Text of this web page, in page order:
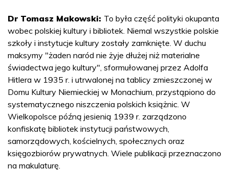
Dr Tomasz Makowski: To była część polityki okupanta
wobec polskiej kultury i bibliotek. Niemal wszystkie polskie
szkoły i instytucje kultury zostały zamknięte. W duchu
maksymy "żaden naród nie żyje dłużej niż materialne
świadectwa jego kultury", sformułowanej przez Adolfa
Hitlera w 1935 r. i utrwalonej na tablicy zmieszczonej w
Domu Kultury Niemieckiej w Monachium, przystąpiono do
systematycznego niszczenia polskich książnic. W
Wielkopolsce późną jesienią 1939 r. zarządzono
konfiskatę bibliotek instytucji państwowych,
samorządowych, kościelnych, społecznych oraz
księgozbiorów prywatnych. Wiele publikacji przeznaczono
na makulaturę.